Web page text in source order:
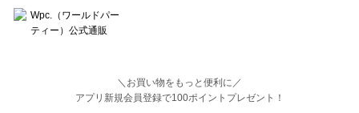
＼お買い物をもっと便利に／
アプリ新規会員登録で100ポイントプレゼント！